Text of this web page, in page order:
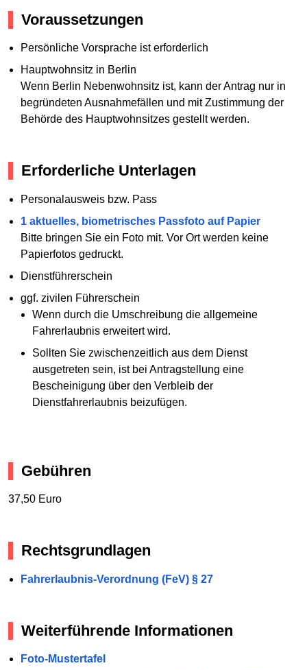
Voraussetzungen
Persönliche Vorsprache ist erforderlich
Hauptwohnsitz in Berlin
Wenn Berlin Nebenwohnsitz ist, kann der Antrag nur in
begründeten Ausnahmefällen und mit Zustimmung der
Behörde des Hauptwohnsitzes gestellt werden.
Erforderliche Unterlagen
Personalausweis bzw. Pass
1 aktuelles, biometrisches Passfoto auf Papier
Bitte bringen Sie ein Foto mit. Vor Ort werden keine
Papierfotos gedruckt.
Dienstführerschein
ggf. zivilen Führerschein
Wenn durch die Umschreibung die allgemeine
Fahrerlaubnis erweitert wird.
Sollten Sie zwischenzeitlich aus dem Dienst
ausgetreten sein, ist bei Antragstellung eine
Bescheinigung über den Verbleib der
Dienstfahrerlaubnis beizufügen.
Gebühren
37,50 Euro
Rechtsgrundlagen
Fahrerlaubnis-Verordnung (FeV) § 27
Weiterführende Informationen
Foto-Mustertafel